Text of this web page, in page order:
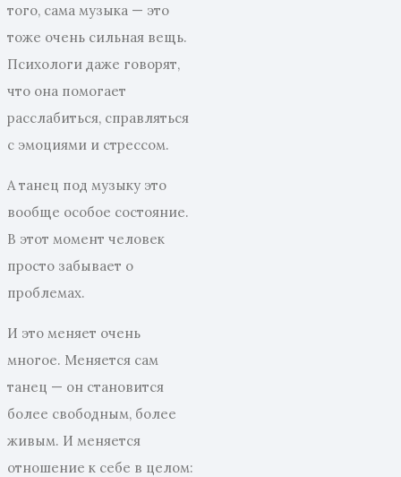
того, сама музыка — это
тоже очень сильная вещь.
Психологи даже говорят,
что она помогает
расслабиться, справляться
с эмоциями и стрессом.
А танец под музыку это
вообще особое состояние.
В этот момент человек
просто забывает о
проблемах.
И это меняет очень
многое. Меняется сам
танец — он становится
более свободным, более
живым. И меняется
отношение к себе в целом: